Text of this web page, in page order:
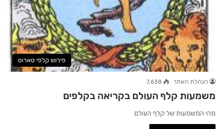
פירוש קלפי טארוט
הנהלת האתר 7,638
משמעות קלף העולם בקריאה בקלפים
מהי המשמעות של קלף העולם